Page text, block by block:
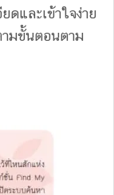
ดและเข้าใจง่าย
ามขั้นตอนตาม